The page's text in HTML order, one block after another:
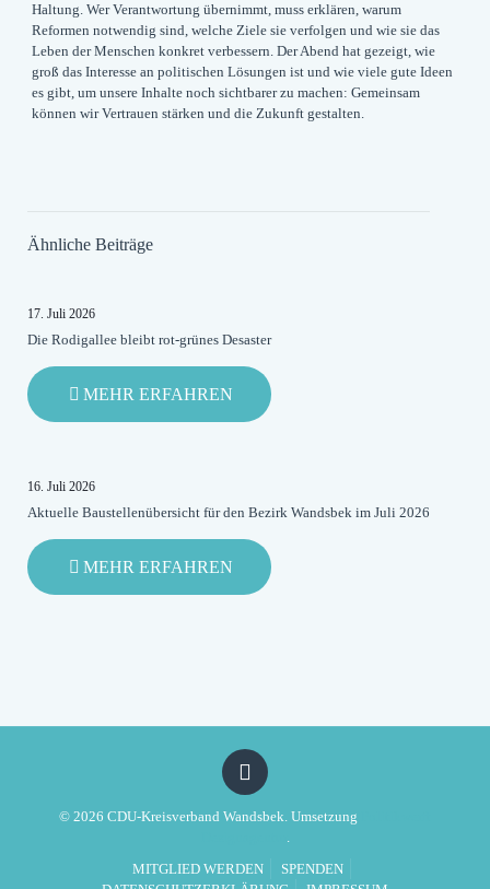
Haltung. Wer Verantwortung übernimmt, muss erklären, warum
Reformen notwendig sind, welche Ziele sie verfolgen und wie sie das
Leben der Menschen konkret verbessern. Der Abend hat gezeigt, wie
groß das Interesse an politischen Lösungen ist und wie viele gute Ideen
es gibt, um unsere Inhalte noch sichtbarer zu machen: Gemeinsam
können wir Vertrauen stärken und die Zukunft gestalten.
Ähnliche Beiträge
17. Juli 2026
Die Rodigallee bleibt rot-grünes Desaster
MEHR ERFAHREN
DIE
DESASTER
16. Juli 2026
Aktuelle Baustellenübersicht für den Bezirk Wandsbek im Juli 2026
MEHR ERFAHREN
AKTUELLE
JULI
2026
© 2026 CDU-Kreisverband Wandsbek. Umsetzung
.
MITGLIED WERDEN
SPENDEN